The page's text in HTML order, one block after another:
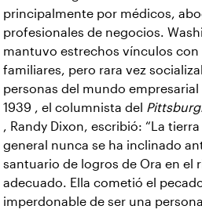
principalmente por médicos,
profesionales de negocios.
mantuvo estrechos vínculos con
familiares, pero rara vez
personas del mundo empresarial
1939 , el columnista del
, Randy Dixon, escribió: “La tierra
general nunca se ha inclinado
santuario de logros de Ora en el
adecuado. Ella cometió el
imperdonable de ser una